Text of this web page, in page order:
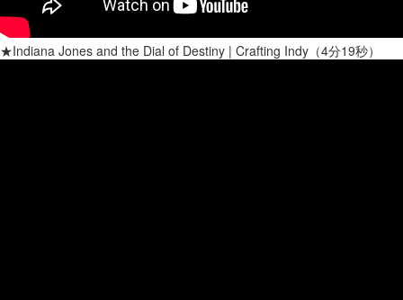
★Indiana Jones and the Dial of Destiny | Crafting Indy（4分19秒）